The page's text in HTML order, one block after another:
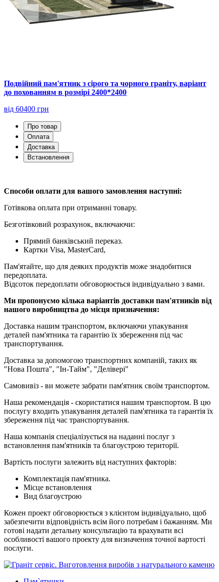
Подвійний пам'ятник з сірого та чорного граніту, варіант
до похованням в розмірі 2400*2400
від 60400 грн
Про товар
Оплата
Доставка
Встановлення
Способи оплати для вашого замовлення наступні:
Готівкова оплата при отриманні товару.
Безготівковий розрахунок, включаючи:
Прямий банківський переказ.
Картки Visa, MasterCard,
Пам'ятайте, що для деяких продуктів може знадобитися
передоплата.
Відсоток передоплати обговорюється індивідуально з вами.
Ми пропонуємо кілька варіантів доставки пам'ятників від
нашого виробництва до місця призначення:
Доставка нашим транспортом, включаючи упакування
деталей пам'ятника та гарантію їх збереження під час
транспортування.
Доставка за допомогою транспортних компаній, таких як
"Нова Пошта", "Ін-Тайм", "Делівері"
Самовивіз - ви можете забрати пам'ятник своїм транспортом.
Наша рекомендація - скористатися нашим транспортом. В цю
послугу входить упакування деталей пам'ятника та гарантія їх
збереження під час транспортування.
Наша компанія спеціалізується на наданні послуг з
встановлення пам'ятників та благоустрою території.
Вартість послуги залежить від наступних факторів:
Комплектація пам'ятника.
Місце встановлення
Вид благоустрою
Кожен проект обговорюється з клієнтом індивідуально, щоб
забезпечити відповідність всім його потребам і бажанням. Ми
готові надати детальну консультацію та врахувати всі
особливості вашого проекту для визначення точної вартості
послуги.